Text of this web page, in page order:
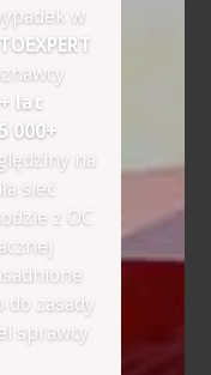
w
lat
000+
na
sieć
z OC
do zasady
sprawcy